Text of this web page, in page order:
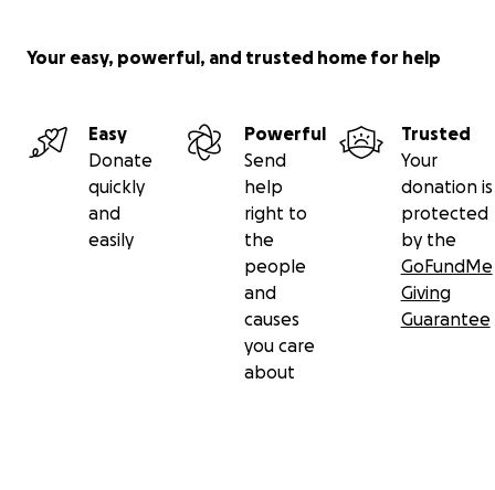
Your easy, powerful, and trusted home for help
Easy
Donate
quickly
and
easily
Powerful
Send
help
right to
the
people
and
causes
you care
about
Trusted
Your
donation is
protected
by the
GoFundMe
Giving
Guarantee